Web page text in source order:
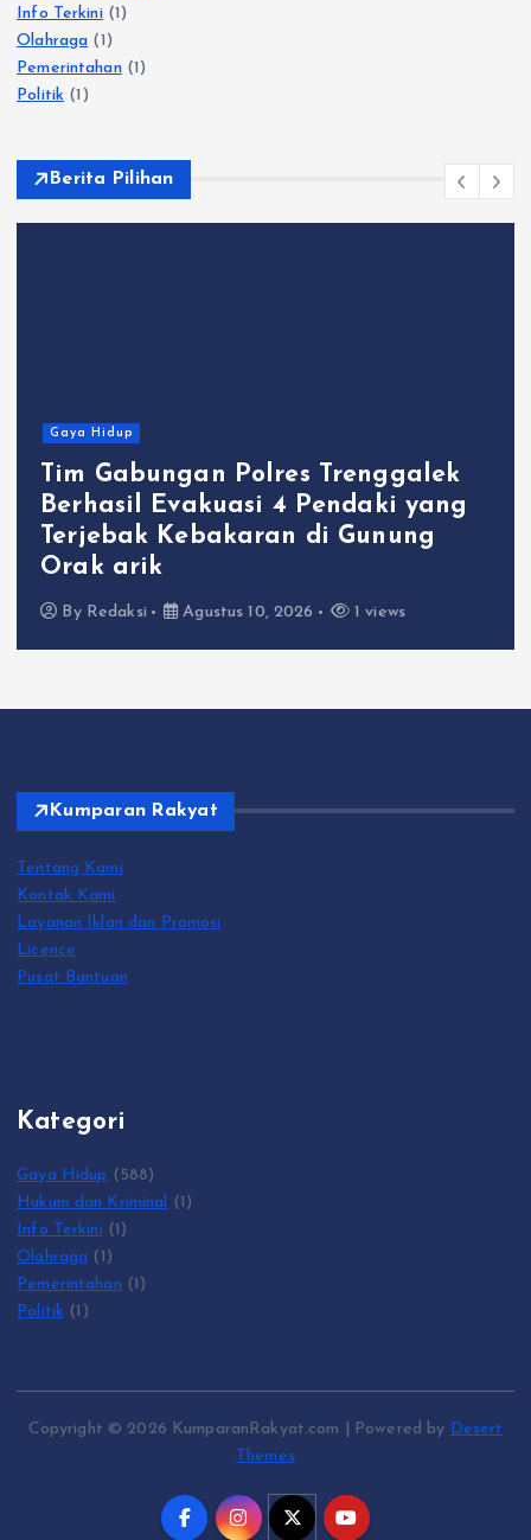
Info Terkini(1)
Olahraga (1)
Pemerintahan(1)
Politik (1)
Berita Pilihan
Gaya Hidup
E-Sports Kapolri Cup 2026 Jadi
Wadah Gen Z Kembangkan Potensi
di Ekosistem Digital
By Redaksi Agustus 10, 2026 1 views
Kumparan Rakyat
Tentang Kami
Kontak Kami
Layanan Iklan dan Promosi
Licence
Pusat Bantuan
Kategori
Gaya Hidup (588)
Hukum dan Kriminal (1)
Info Terkini (1)
Olahraga (1)
Pemerintahan (1)
Politik (1)
Copyright © 2026 KumparanRakyat.com | Powered by Desert
Themes